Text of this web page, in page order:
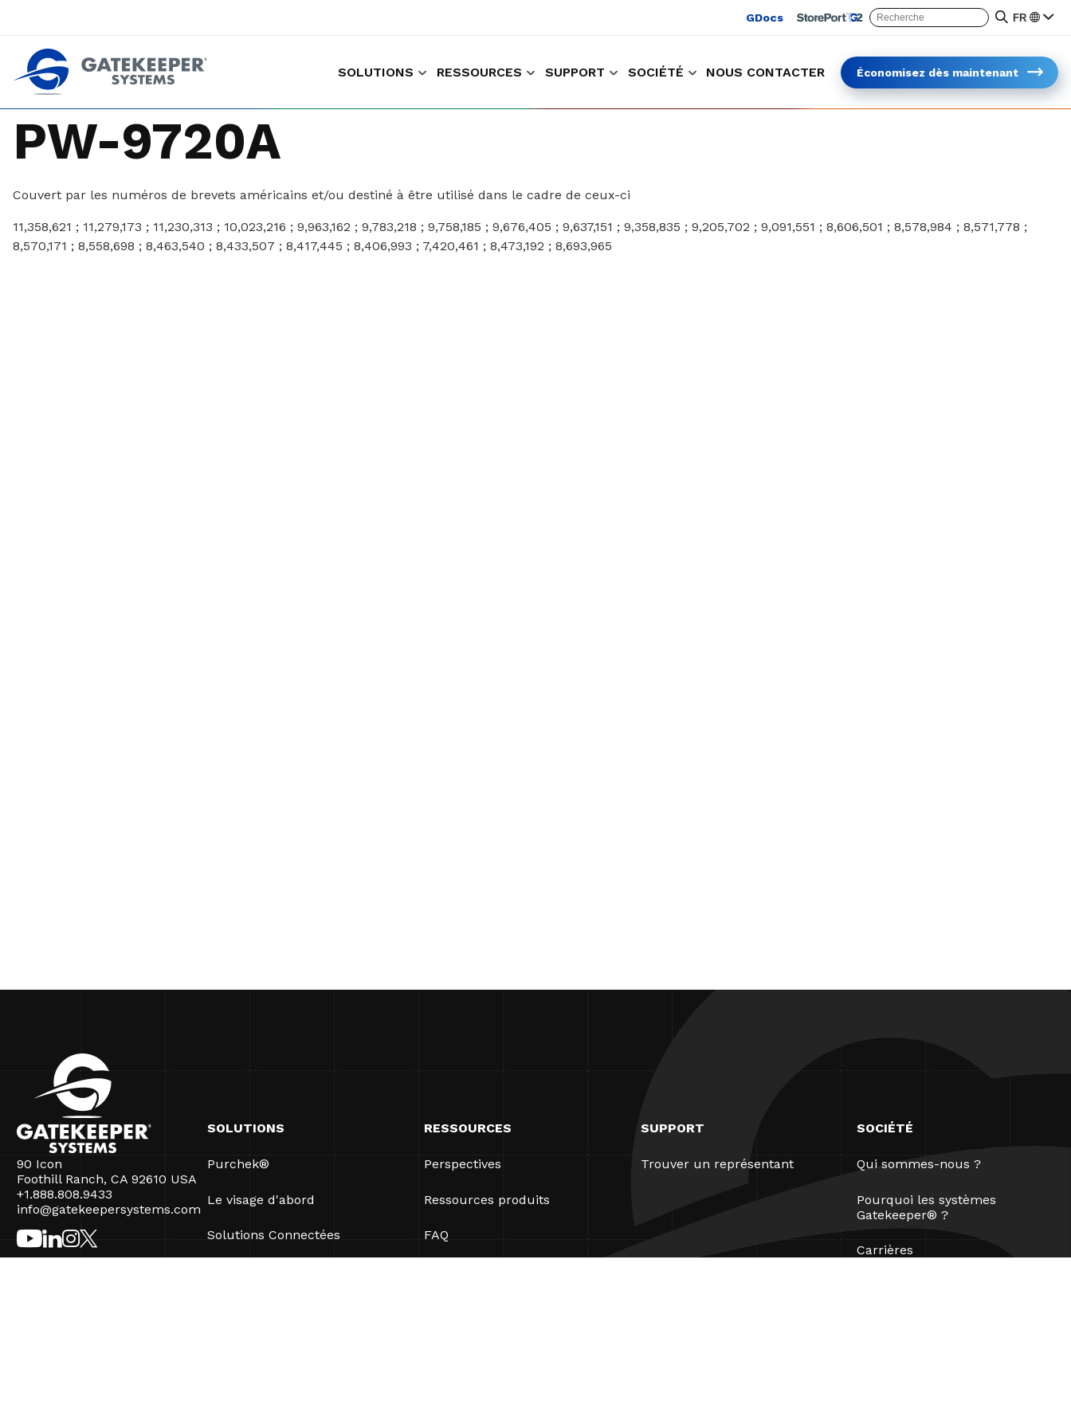
GDocs FR
SOLUTIONS RESSOURCES SUPPORT SOCIÉTÉ NOUS CONTACTER Économisez dès maintenant
PW-9720A
Couvert par les numéros de brevets américains et/ou destiné à être utilisé dans le cadre de ceux-ci
11,358,621 ; 11,279,173 ; 11,230,313 ; 10,023,216 ; 9,963,162 ; 9,783,218 ; 9,758,185 ; 9,676,405 ; 9,637,151 ; 9,358,835 ; 9,205,702 ; 9,091,551 ; 8,606,501 ; 8,578,984 ; 8,571,778 ;
8,570,171 ; 8,558,698 ; 8,463,540 ; 8,433,507 ; 8,417,445 ; 8,406,993 ; 7,420,461 ; 8,473,192 ; 8,693,965
90 Icon
Foothill Ranch, CA 92610 USA
+1.888.808.9433
info@gatekeepersystems.com
SOLUTIONS
Purchek®
Le visage d'abord
Solutions Connectées
RESSOURCES
Perspectives
Ressources produits
FAQ
SUPPORT
Trouver un représentant
SOCIÉTÉ
Qui sommes-nous ?
Pourquoi les systèmes
Gatekeeper® ?
Carrières